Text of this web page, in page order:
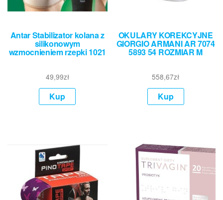
Antar Stabilizator kolana z
silikonowym
wzmocnieniem rzepki 1021
49,99zł
Kup
OKULARY KOREKCYJNE
GIORGIO ARMANI AR 7074
5893 54 ROZMIAR M
558,67zł
Kup